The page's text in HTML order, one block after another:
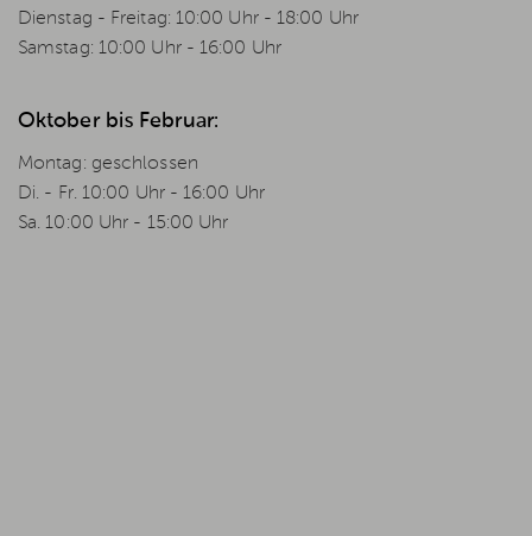
Dienstag - Freitag: 10:00 Uhr - 18:00 Uhr
Samstag: 10:00 Uhr - 16:00 Uhr
Oktober bis Februar:
Montag: geschlossen
Di. - Fr. 10:00 Uhr - 16:00 Uhr
Sa. 10:00 Uhr - 15:00 Uhr